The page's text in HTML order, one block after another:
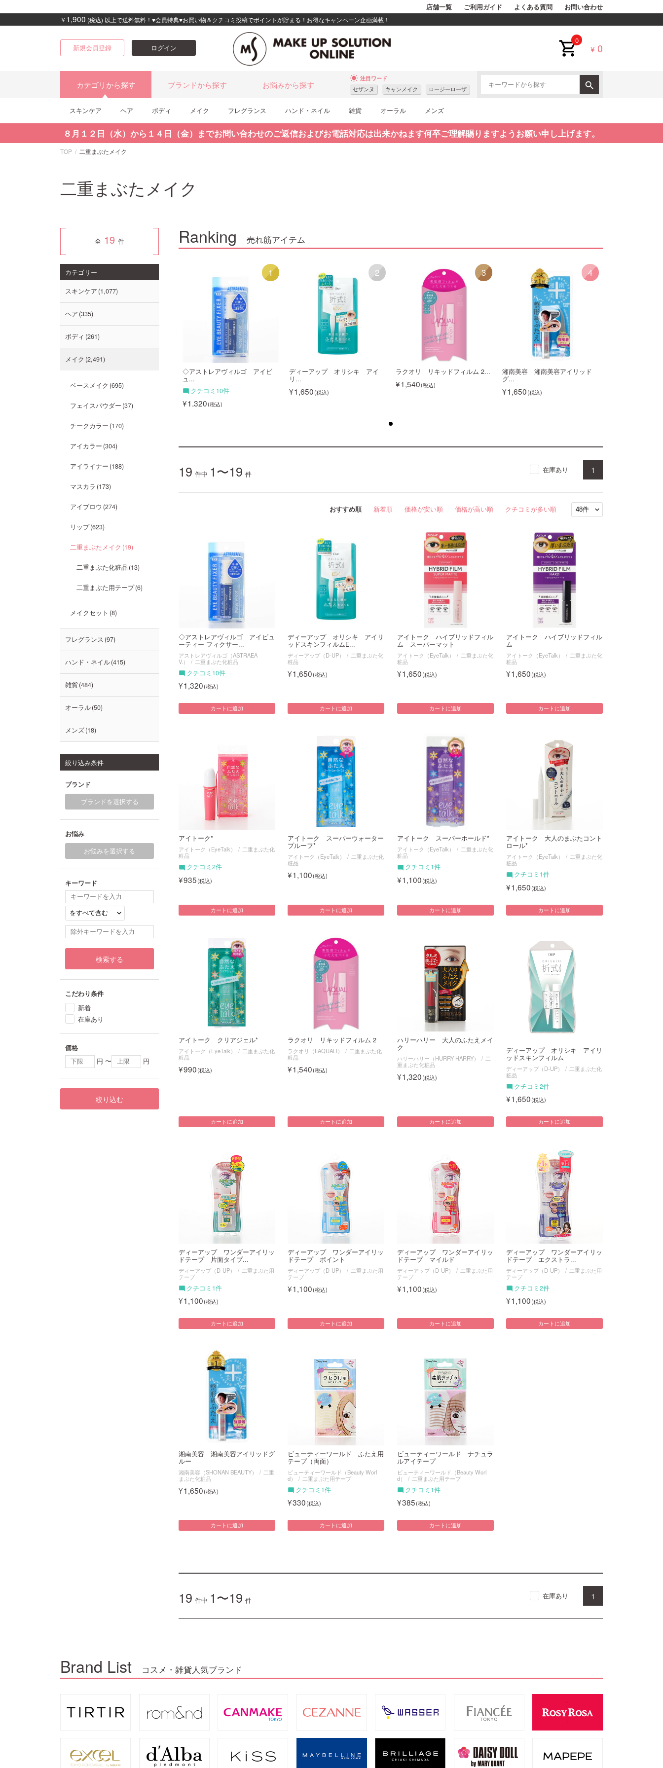
店舗一覧 ご利用ガイド よくある質問 お問い合わせ
￥ 1,900 (税込) 以上で送料無料！♥会員特典♥お買い物＆クチコミ投稿でポイントが貯まる！お得なキャンペーン企画満載！
新規会員登録 ログイン
0
¥ 0
カテゴリから探す ブランドから探す お悩みから探す
wb_sunny 注目ワード
セザンヌ キャンメイク ロージーローザ
スキンケア ヘア ボディ メイク フレグランス ハンド・ネイル 雑貨 オーラル メンズ
８月１２日（水）から１４日（金）までお問い合わせのご返信およびお電話対応は出来かねます何卒ご理解賜りますようお願い申し上げます。
TOP 二重まぶたメイク
二重まぶたメイク
Ranking 売れ筋アイテム
1,650
1
◇アストレアヴィルゴ アイビ
ュ...
クチコミ10件
1,320
2
ディーアップ オリシキ アイ
リ...
1,650
3
ラクオリ リキッドフィルム 2...
1,540
4
湘南美容 湘南美容アイリッド
グ...
1,650
19 件中 1〜19 件 1
在庫あり
おすすめ順 新着順 価格が安い順 価格が高い順 クチコミが多い順
◇アストレアヴィルゴ アイビュ
ーティー フィクサー...
アストレアヴィルゴ（ASTRAEA
V.）
二重まぶた化粧品
クチコミ10件
1,320
カートに追加
ディーアップ オリシキ アイリ
ッドスキンフィルムE...
ディーアップ（D-UP）
二重まぶた化
粧品
1,650
カートに追加
アイトーク ハイブリッドフィル
ム スーパーマット
アイトーク（EyeTalk）
二重まぶた化
粧品
1,650
カートに追加
アイトーク ハイブリッドフィル
ム
アイトーク（EyeTalk）
二重まぶた化
粧品
1,650
カートに追加
アイトーク*
アイトーク（EyeTalk）
二重まぶた化
粧品
クチコミ2件
935
カートに追加
アイトーク スーパーウォーター
プルーフ*
アイトーク（EyeTalk）
二重まぶた化
粧品
1,100
カートに追加
アイトーク スーパーホールド*
アイトーク（EyeTalk）
二重まぶた化
粧品
クチコミ1件
1,100
カートに追加
アイトーク 大人のまぶたコント
ロール*
アイトーク（EyeTalk）
二重まぶた化
粧品
クチコミ1件
1,650
カートに追加
アイトーク クリアジェル*
アイトーク（EyeTalk）
二重まぶた化
粧品
990
カートに追加
ラクオリ リキッドフィルム 2
ラクオリ（LAQUALI）
二重まぶた化
粧品
1,540
カートに追加
ハリーハリー 大人のふたえメイ
ク
ハリーハリー（HURRY HARRY）
二
重まぶた化粧品
1,320
カートに追加
ディーアップ オリシキ アイリ
ッドスキンフィルム
ディーアップ（D-UP）
二重まぶた化
粧品
クチコミ2件
1,650
カートに追加
ディーアップ ワンダーアイリッ
ドテープ 片面タイプ...
ディーアップ（D-UP）
二重まぶた用
テープ
クチコミ1件
1,100
カートに追加
ディーアップ ワンダーアイリッ
ドテープ ポイント
ディーアップ（D-UP）
二重まぶた用
テープ
1,100
カートに追加
ディーアップ ワンダーアイリッ
ドテープ マイルド
ディーアップ（D-UP）
二重まぶた用
テープ
1,100
カートに追加
ディーアップ ワンダーアイリッ
ドテープ エクストラ...
ディーアップ（D-UP）
二重まぶた用
テープ
クチコミ2件
1,100
カートに追加
湘南美容 湘南美容アイリッドグ
ルー
湘南美容（SHONAN BEAUTY）
二重
まぶた化粧品
1,650
カートに追加
ビューティーワールド ふたえ用
テープ（両面）
ビューティーワールド（Beauty Worl
d）
二重まぶた用テープ
クチコミ1件
330
カートに追加
ビューティーワールド ナチュラ
ルアイテープ
ビューティーワールド（Beauty Worl
d）
二重まぶた用テープ
クチコミ1件
385
カートに追加
19 件中 1〜19 件 1
在庫あり
全 19 件
カテゴリー
スキンケア 1,077
ヘア 335
ボディ 261
メイク 2,491
ベースメイク 695
フェイスパウダー 37
チークカラー 170
アイカラー 304
アイライナー 188
マスカラ 173
アイブロウ 274
リップ 623
二重まぶたメイク 19
二重まぶた化粧品 13
二重まぶた用テープ 6
メイクセット 8
フレグランス 97
ハンド・ネイル 415
雑貨 484
オーラル 50
メンズ 18
絞り込み条件
ブランド
ブランドを選択する
お悩み
お悩みを選択する
キーワード
検索する
こだわり条件
新着
在庫あり
価格
円 〜 円
絞り込む
Brand List コスメ・雑貨人気ブランド